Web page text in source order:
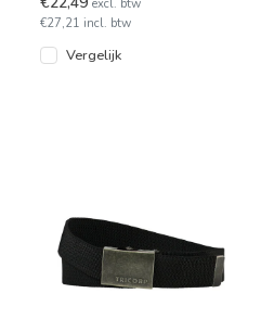
excl. btw
€27,21 incl. btw
Vergelijk